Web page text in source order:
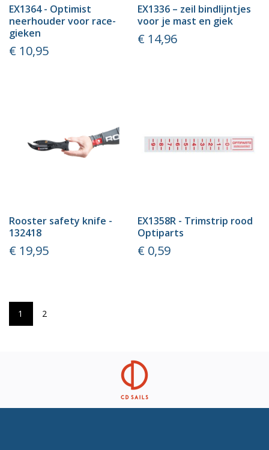
EX1364 - Optimist
neerhouder voor race-
gieken
Prijs
€ 10,95
EX1336 – zeil bindlijntjes
voor je mast en giek
Prijs
€ 14,96
Rooster safety knife -
132418
Prijs
€ 19,95
EX1358R - Trimstrip rood
Optiparts
Prijs
€ 0,59
1 2